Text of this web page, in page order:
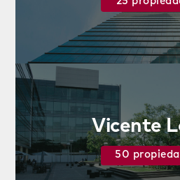
Vicente
50